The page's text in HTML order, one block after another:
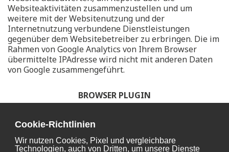
Cookie-Richtlinien
Wir nutzen Cookies, Pixel und vergleichbare
Technologien, auch von Dritten, um unsere Dienste
Websiteaktivitäten zusammenzustellen und um
weitere mit der Websitenutzung und der
Internetnutzung verbundene Dienstleistungen
gegenüber dem Websitebetreiber zu erbringen. Die im
Rahmen von Google Analytics von Ihrem Browser
übermittelte IPAdresse wird nicht mit anderen Daten
von Google zusammengeführt.
BROWSER PLUGIN
Daten durch Google verhindern, indem Sie das unter
dem folgenden Link verfügbare Browser-Plugin
herunterladen und installieren: